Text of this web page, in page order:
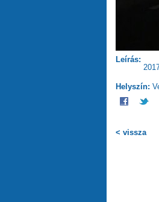
Leírás:
Helyszín:
< vissza